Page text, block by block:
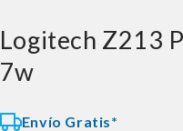
Logitech Z213
7w
Envío Gratis*